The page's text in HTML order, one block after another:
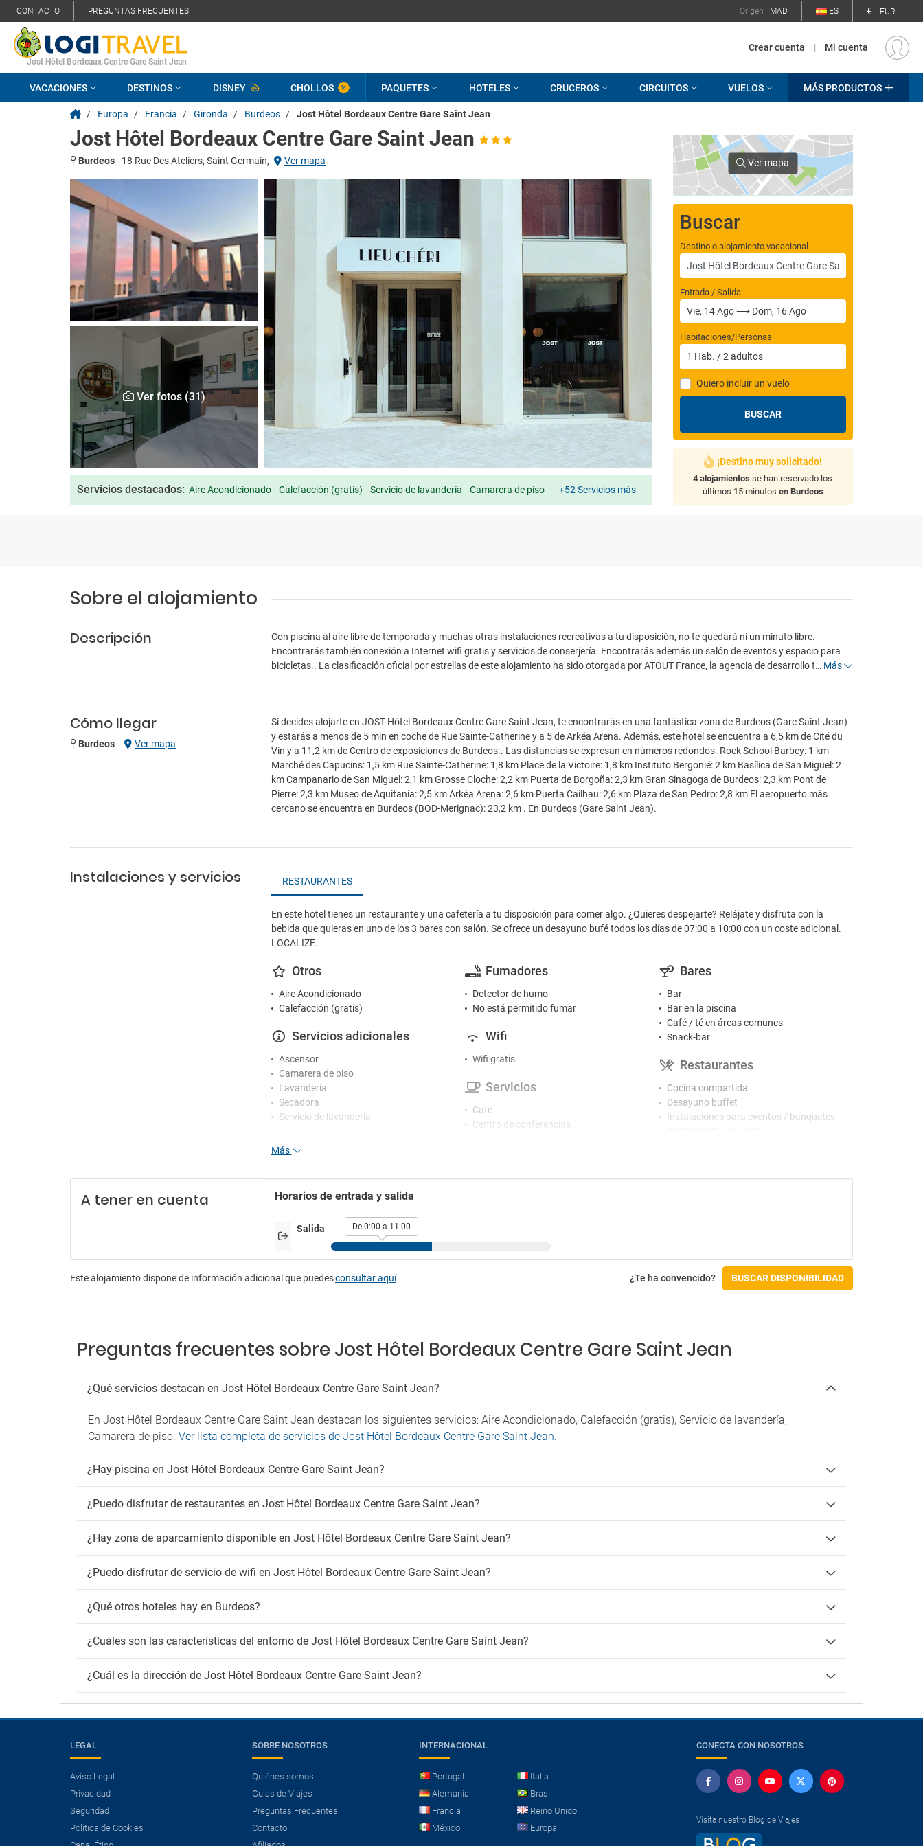
CONTACTO PREGUNTAS FRECUENTES Origen MAD ES € EUR
Jost Hôtel Bordeaux Centre Gare Saint Jean
Crear cuenta | Mi cuenta
VACACIONES DESTINOS DISNEY CHOLLOS PAQUETES HOTELES CRUCEROS CIRCUITOS VUELOS MÁS PRODUCTOS
/ Europa / Francia / Gironda / Burdeos / Jost Hôtel Bordeaux Centre Gare Saint Jean
Jost Hôtel Bordeaux Centre Gare Saint Jean
Burdeos- 18 Rue Des Ateliers, Saint Germain, Ver mapa
Ver fotos (31)
Servicios destacados: Aire Acondicionado Calefacción (gratis) Servicio de lavandería Camarera de piso +52 Servicios más
Ver mapa
Buscar
Destino o alojamiento vacacional
Entrada / Salida:
Habitaciones/Personas
1 Hab. /2 adultos
Quiero incluir un vuelo
BUSCAR
¡Destino muy solicitado!
4 alojamientos se han reservado los
últimos 15 minutos en Burdeos
Sobre el alojamiento
Descripción
Con piscina al aire libre de temporada y muchas otras instalaciones recreativas a tu disposición, no te quedará ni un minuto libre.
Encontrarás también conexión a Internet wifi gratis y servicios de conserjería. Encontrarás además un salón de eventos y espacio para
bicicletas.. La clasificación oficial por estrellas de este alojamiento ha sido otorgada por ATOUT France, la agencia de desarrollo t… Más
Cómo llegar
Burdeos- Ver mapa
Si decides alojarte en JOST Hôtel Bordeaux Centre Gare Saint Jean, te encontrarás en una fantástica zona de Burdeos (Gare Saint Jean)
y estarás a menos de 5 min en coche de Rue Sainte-Catherine y a 5 de Arkéa Arena. Además, este hotel se encuentra a 6,5 km de Cité du
Vin y a 11,2 km de Centro de exposiciones de Burdeos.. Las distancias se expresan en números redondos. Rock School Barbey: 1 km
Marché des Capucins: 1,5 km Rue Sainte-Catherine: 1,8 km Place de la Victoire: 1,8 km Instituto Bergonié: 2 km Basílica de San Miguel: 2
km Campanario de San Miguel: 2,1 km Grosse Cloche: 2,2 km Puerta de Borgoña: 2,3 km Gran Sinagoga de Burdeos: 2,3 km Pont de
Pierre: 2,3 km Museo de Aquitania: 2,5 km Arkéa Arena: 2,6 km Puerta Cailhau: 2,6 km Plaza de San Pedro: 2,8 km El aeropuerto más
cercano se encuentra en Burdeos (BOD-Merignac): 23,2 km . En Burdeos (Gare Saint Jean).
Instalaciones y servicios RESTAURANTES
En este hotel tienes un restaurante y una cafetería a tu disposición para comer algo. ¿Quieres despejarte? Relájate y disfruta con la
bebida que quieras en uno de los 3 bares con salón. Se ofrece un desayuno bufé todos los días de 07:00 a 10:00 con un coste adicional.
LOCALIZE.
Otros
Aire Acondicionado
Calefacción (gratis)
Servicios adicionales
Ascensor
Camarera de piso
Lavandería
Secadora
Servicio de lavandería
Recepción 24 horas
Servicio de conserjería
Entretenimiento
Animación para adultos
Discoteca / DJ
Karaoke
Parking cercano
Fumadores
Detector de humo
No está permitido fumar
Wifi
Wifi gratis
Servicios
Café
Centro de conferencias
Guardaequipaje
Venta de entradas
Bares
Bar
Bar en la piscina
Café / té en áreas comunes
Snack-bar
Restaurantes
Cocina compartida
Desayuno buffet
Instalaciones para eventos / banquetes
Tumbonas en la piscina
Accesibilidad
Acceso en silla de ruedas
Check-in/Check-out
Más
A tener en cuenta Horarios de entrada y salida
Salida De 0:00 a 11:00
Este alojamiento dispone de información adicional que puedesconsultar aquí ¿Te ha convencido? BUSCAR DISPONIBILIDAD
Preguntas frecuentes sobre Jost Hôtel Bordeaux Centre Gare Saint Jean
¿Qué servicios destacan en Jost Hôtel Bordeaux Centre Gare Saint Jean?
En Jost Hôtel Bordeaux Centre Gare Saint Jean destacan los siguientes servicios: Aire Acondicionado, Calefacción (gratis), Servicio de lavandería,
Camarera de piso. Ver lista completa de servicios de Jost Hôtel Bordeaux Centre Gare Saint Jean.
¿Hay piscina en Jost Hôtel Bordeaux Centre Gare Saint Jean?
¿Puedo disfrutar de restaurantes en Jost Hôtel Bordeaux Centre Gare Saint Jean?
¿Hay zona de aparcamiento disponible en Jost Hôtel Bordeaux Centre Gare Saint Jean?
¿Puedo disfrutar de servicio de wifi en Jost Hôtel Bordeaux Centre Gare Saint Jean?
¿Qué otros hoteles hay en Burdeos?
¿Cuáles son las características del entorno de Jost Hôtel Bordeaux Centre Gare Saint Jean?
¿Cuál es la dirección de Jost Hôtel Bordeaux Centre Gare Saint Jean?
LEGAL
Aviso Legal
Privacidad
Seguridad
Política de Cookies
SOBRE NOSOTROS
Quiénes somos
Guías de Viajes
Preguntas Frecuentes
Contacto
INTERNACIONAL
Portugal
Italia
Alemania
Brasil
Francia
Reino Unido
México
Europa
CONECTA CON NOSOTROS
Visita nuestro Blog de Viajes